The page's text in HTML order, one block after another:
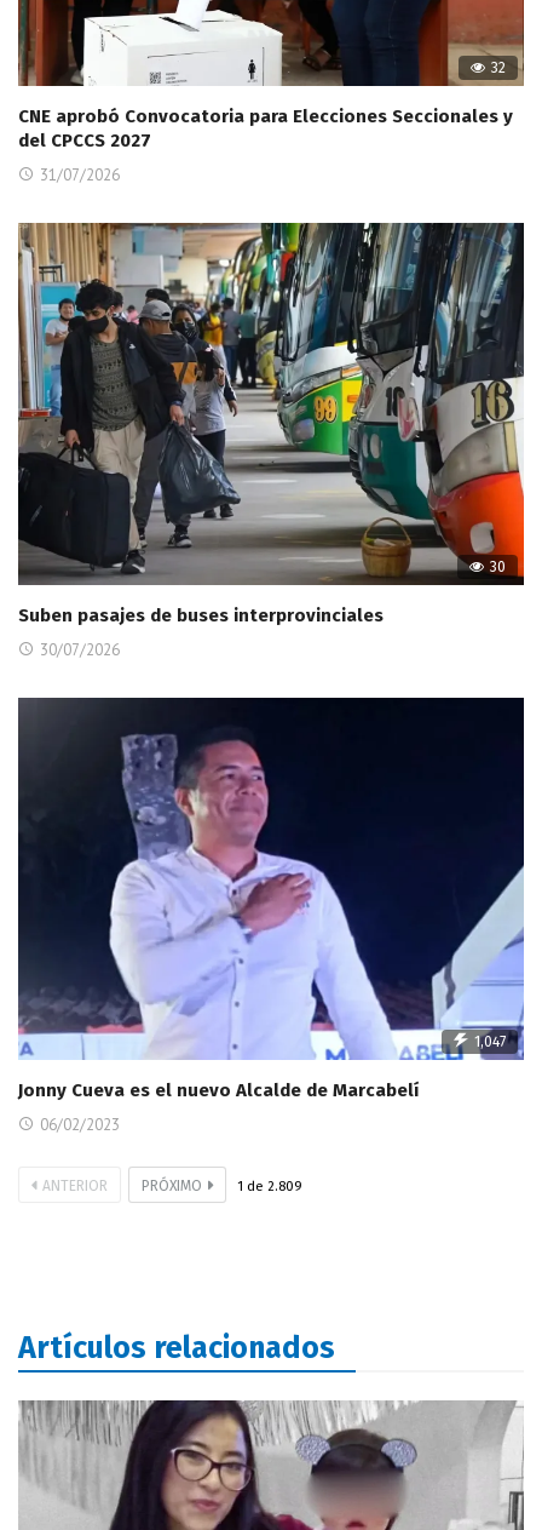
32
CNE aprobó Convocatoria para Elecciones Seccionales y
del CPCCS 2027
31/07/2026
30
Suben pasajes de buses interprovinciales
30/07/2026
1,047
Jonny Cueva es el nuevo Alcalde de Marcabelí
06/02/2023
ANTERIOR PRÓXIMO 1 de 2.809
Artículos relacionados